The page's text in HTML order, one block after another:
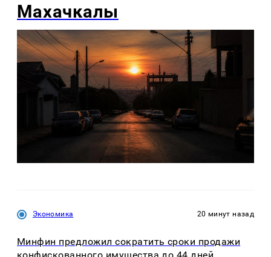
Махачкалы
Экономика 20 минут назад
Минфин предложил сократить сроки продажи